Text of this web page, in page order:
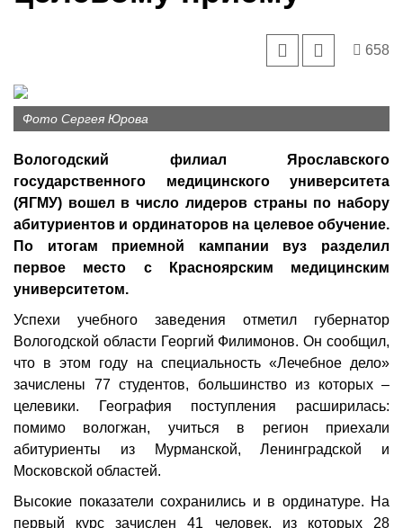
658
Фото Сергея Юрова
Вологодский филиал Ярославского
государственного медицинского университета
(ЯГМУ) вошел в число лидеров страны по набору
абитуриентов и ординаторов на целевое обучение.
По итогам приемной кампании вуз разделил
первое место с Красноярским медицинским
университетом.
Успехи учебного заведения отметил губернатор
Вологодской области Георгий Филимонов. Он сообщил,
что в этом году на специальность «Лечебное дело»
зачислены 77 студентов, большинство из которых –
целевики. География поступления расширилась:
помимо вологжан, учиться в регион приехали
абитуриенты из Мурманской, Ленинградской и
Московской областей.
Высокие показатели сохранились и в ординатуре. На
первый курс зачислен 41 человек, из которых 28